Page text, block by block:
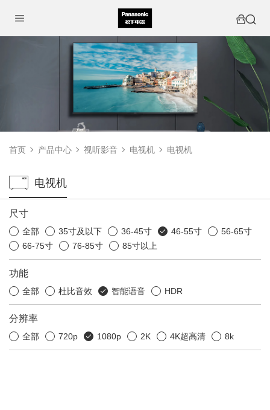
首页 产品中心 视听影音 电视机 电视机
电视机
尺寸
全部 35寸及以下 36-45寸 46-55寸
56-65寸
66-75寸
76-85寸 85寸以上
功能
全部 杜比音效 智能语音 HDR
分辨率
全部 720p 1080p 2K 4K超高清 8k